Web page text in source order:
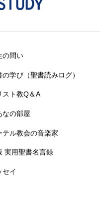
の問い
の学び（聖書読みログ）
スト教Q＆A
なの部屋
テル教会の音楽家
実用聖書名言録
セイ